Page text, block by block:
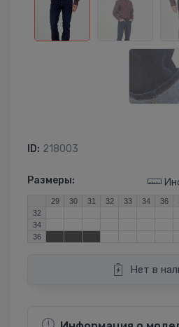
ID: 218003
Размеры:
29 30 31 32 33 34 36
32
34
36
Нет в